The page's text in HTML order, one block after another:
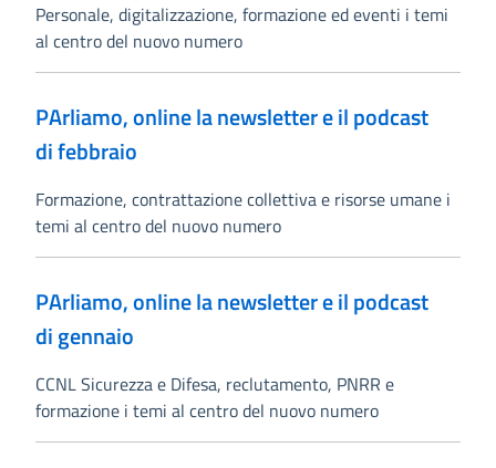
Personale, digitalizzazione, formazione ed eventi i temi
al centro del nuovo numero
PArliamo, online la newsletter e il podcast
di febbraio
Formazione, contrattazione collettiva e risorse umane i
temi al centro del nuovo numero
PArliamo, online la newsletter e il podcast
di gennaio
CCNL Sicurezza e Difesa, reclutamento, PNRR e
formazione i temi al centro del nuovo numero